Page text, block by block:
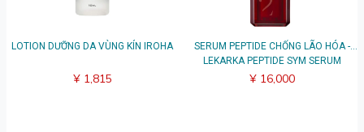
LOTION DƯỠNG DA VÙNG KÍN IROHA
¥ 1,815
SERUM PEPTIDE CHỐNG LÃO HÓA -
LEKARKA PEPTIDE SYM SERUM
¥ 16,000